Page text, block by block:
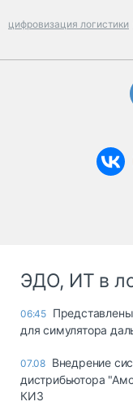
цифровизация логистики
ЭДО, ИТ в
06:45
для симулятора
07.08 Внедрение
дистрибьютора
КИЗ